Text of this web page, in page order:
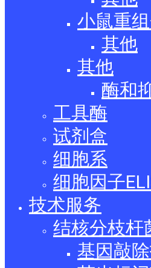
小鼠重
其他
其他
酶和
工具酶
试剂盒
细胞系
细胞因子
技术服务
结核分枝杆
基因敲